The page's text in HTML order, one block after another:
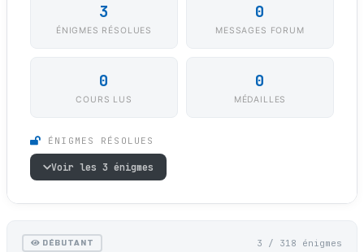
3
ÉNIGMES RÉSOLUES
0
MESSAGES FORUM
0
COURS LUS
0
MÉDAILLES
ÉNIGMES RÉSOLUES
Voir les 3 énigmes
DÉBUTANT 3 / 318 énigmes